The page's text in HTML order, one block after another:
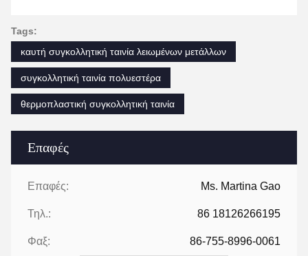
Επαφές
Επαφές: Ms. Martina Gao
Τηλ.: 86 18126266195
Φαξ: 86-755-8996-0061
Tags:
καυτή συγκολλητική ταινία λειωμένων μετάλλων
συγκολλητική ταινία πολυεστέρα
θερμοπλαστική συγκολλητική ταινία